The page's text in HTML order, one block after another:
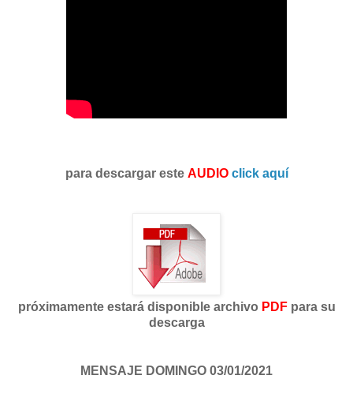
para descargar este AUDIO click aquí
próximamente estará disponible archivo PDFpara su
descarga
MENSAJE DOMINGO 03/01/2021